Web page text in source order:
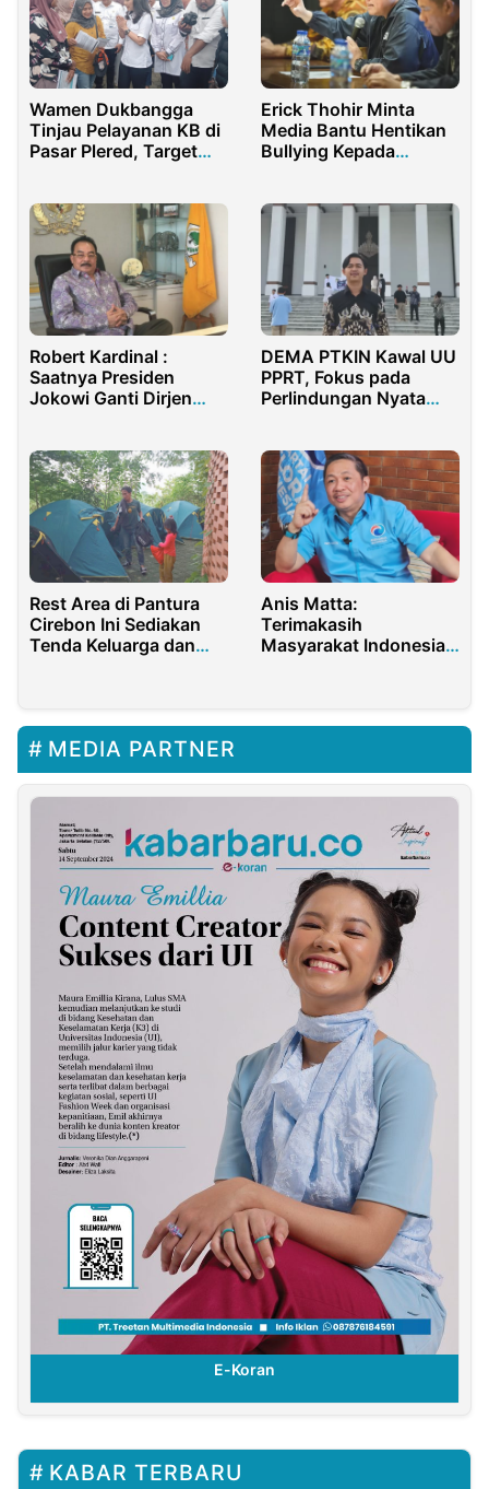
Wamen Dukbangga
Tinjau Pelayanan KB di
Pasar Plered, Target
Erick Thohir Minta
Media Bantu Hentikan
Bullying Kepada
Robert Kardinal :
Saatnya Presiden
Jokowi Ganti Dirjen
DEMA PTKIN Kawal UU
PPRT, Fokus pada
Perlindungan Nyata
Rest Area di Pantura
Cirebon Ini Sediakan
Tenda Keluarga dan
Anis Matta:
Terimakasih
Masyarakat Indonesia
MEDIA PARTNER
E-Koran
KABAR TERBARU